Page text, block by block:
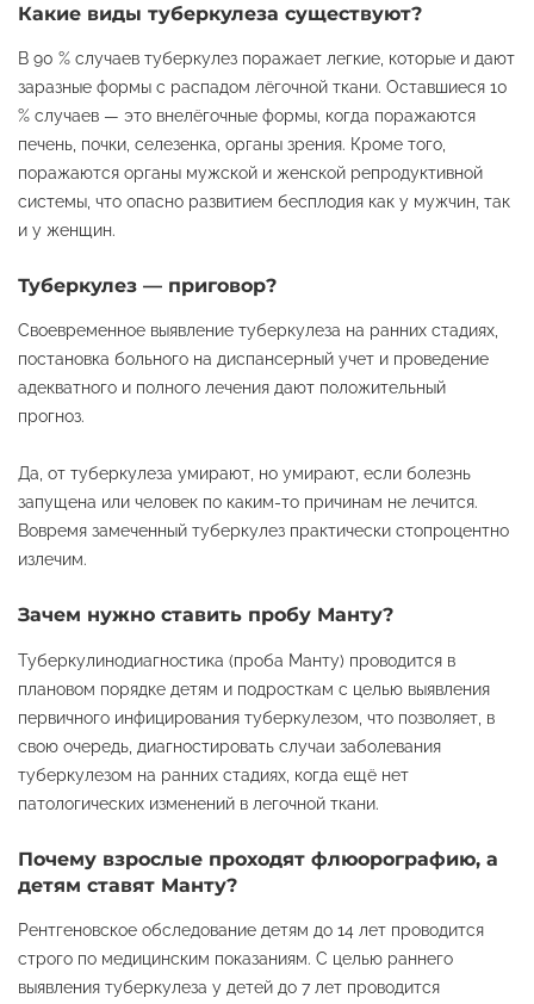
Какие виды туберкулеза существуют?
В 90 % случаев туберкулез поражает легкие, которые и дают
заразные формы с распадом лёгочной ткани. Оставшиеся 10
% случаев — это внелёгочные формы, когда поражаются
печень, почки, селезенка, органы зрения. Кроме того,
поражаются органы мужской и женской репродуктивной
системы, что опасно развитием бесплодия как у мужчин, так
и у женщин.
Туберкулез — приговор?
Своевременное выявление туберкулеза на ранних стадиях,
постановка больного на диспансерный учет и проведение
адекватного и полного лечения дают положительный
прогноз.
Да, от туберкулеза умирают, но умирают, если болезнь
запущена или человек по каким-то причинам не лечится.
Вовремя замеченный туберкулез практически стопроцентно
излечим.
Зачем нужно ставить пробу Манту?
Туберкулинодиагностика (проба Манту) проводится в
плановом порядке детям и подросткам с целью выявления
первичного инфицирования туберкулезом, что позволяет, в
свою очередь, диагностировать случаи заболевания
туберкулезом на ранних стадиях, когда ещё нет
патологических изменений в легочной ткани.
Почему взрослые проходят флюорографию, а
детям ставят Манту?
Рентгеновское обследование детям до 14 лет проводится
строго по медицинским показаниям. С целью раннего
выявления туберкулеза у детей до 7 лет проводится